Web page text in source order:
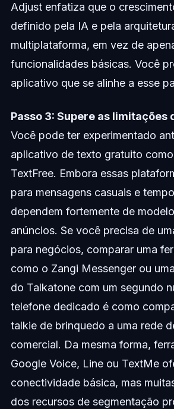
Adjust enfatiza que o
definido pela IA e pela
multiplataforma, em vez de
funcionalidades básicas. Você
aplicativo que se alinhe a esse
Passo 3: Supere as limitações
Você pode ter experimentado
aplicativo de texto gratuito
TextFree. Embora essas
para mensagens casuais e
dependem fortemente de
anúncios. Se você precisa de
para negócios, comparar uma
como o Zangi Messenger ou
do Talkatone com um segundo
telefone dedicado é como
talkie de brinquedo a uma rede
comercial. Da mesma forma,
Google Voice, Line ou TextMe
conectividade básica, mas
dos recursos de segmentação